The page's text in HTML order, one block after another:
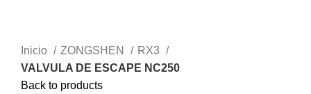
Inicio
ZONGSHEN
RX3
VALVULA DE ESCAPE NC250
Back to products